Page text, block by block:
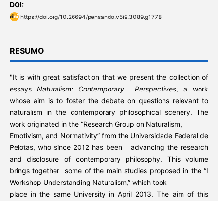
DOI:
https://doi.org/10.26694/pensando.v5i9.3089.g1778
RESUMO
"It is with great satisfaction that we present the collection of
essays Naturalism: Contemporary Perspectives, a work
whose aim is to foster the debate on questions relevant to
naturalism in the contemporary philosophical scenery. The
work originated in the “Research Group on Naturalism,
Emotivism, and Normativity” from the Universidade Federal de
Pelotas, who since 2012 has been advancing the research
and disclosure of contemporary philosophy. This volume
brings together some of the main studies proposed in the “I
Workshop Understanding Naturalism,” which took
place in the same University in April 2013. The aim of this